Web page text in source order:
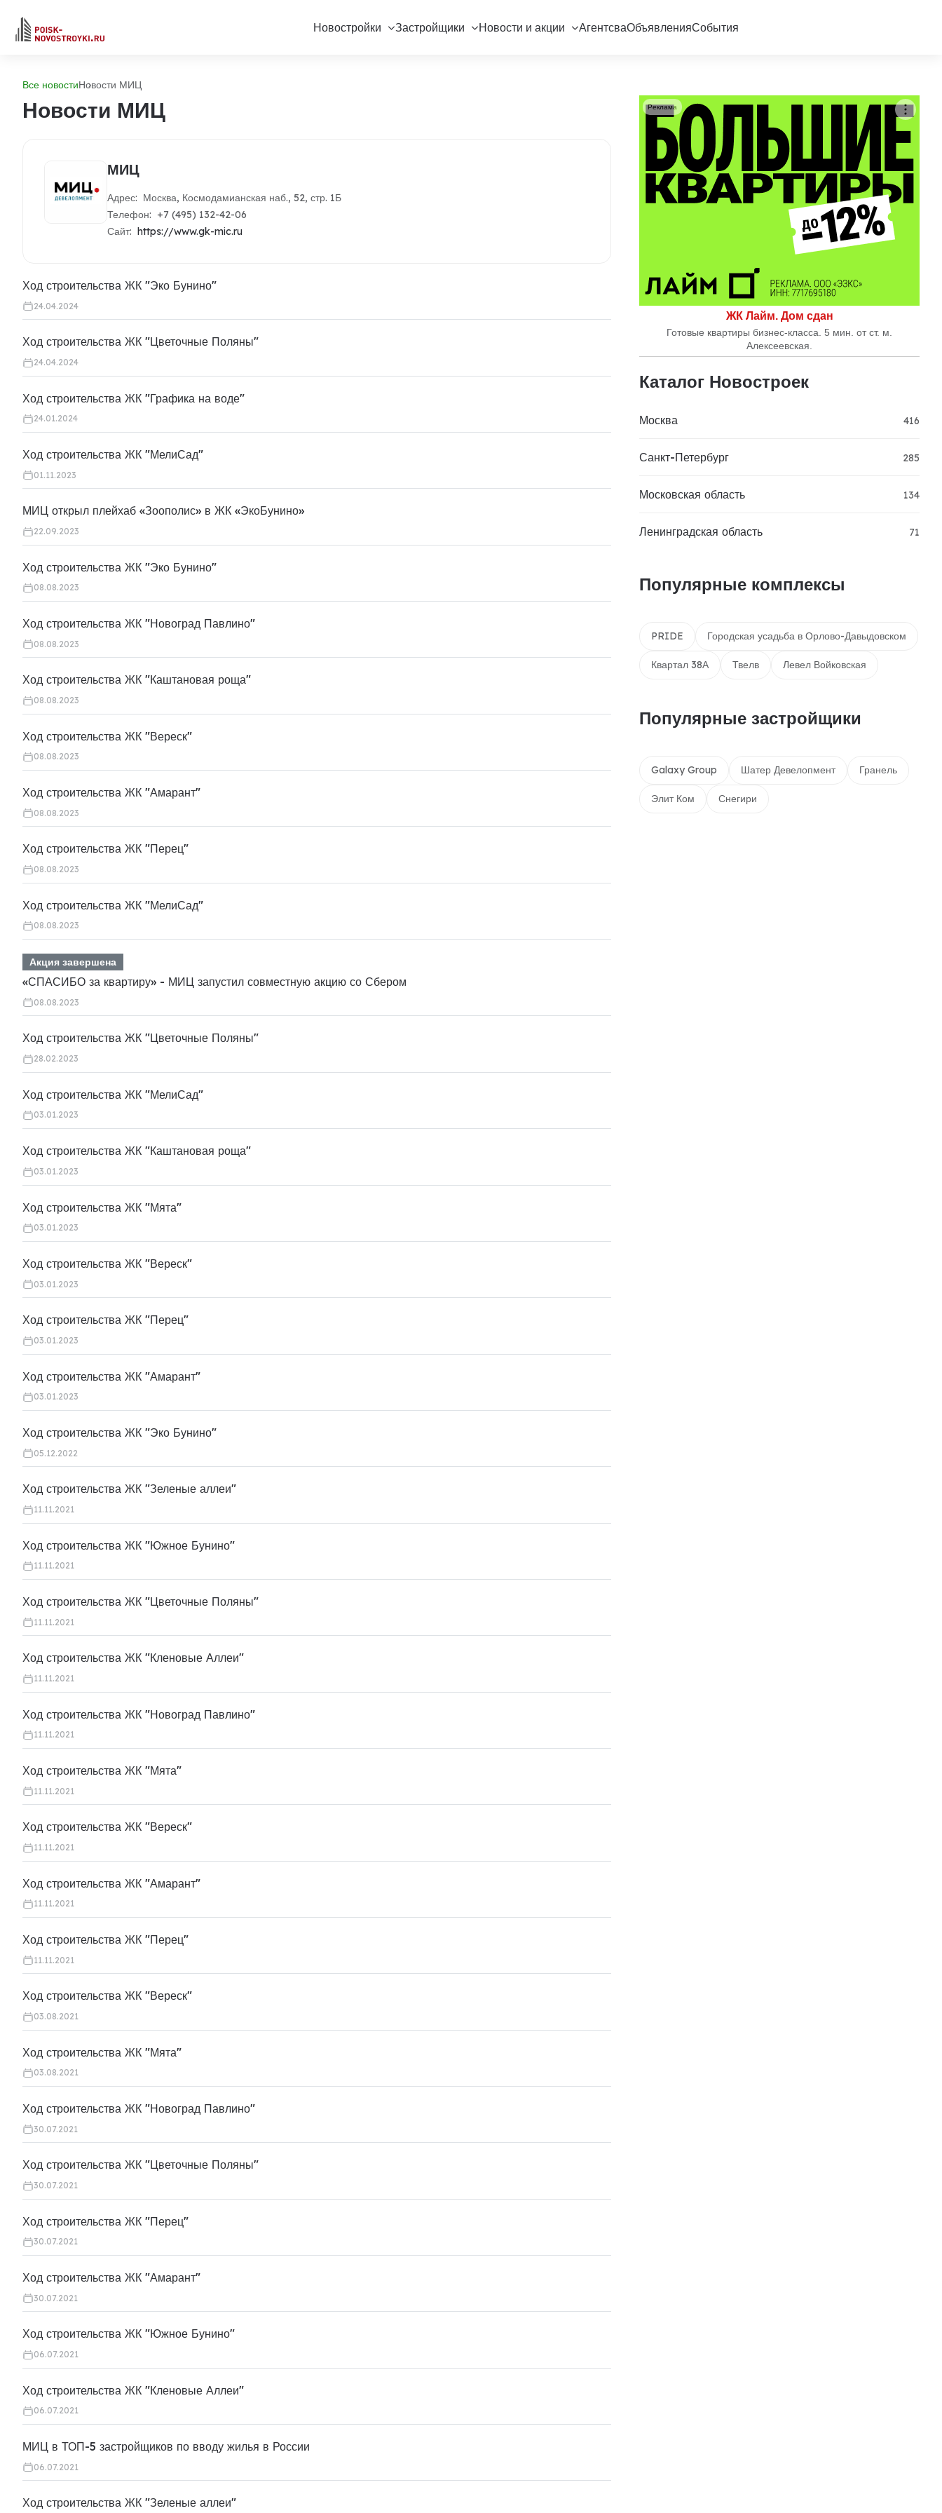
Новостройки Застройщики Новости и акции АгентсваОбъявленияСобытия
Все новостиНовости МИЦ
Новости МИЦ
МИЦ
Адрес: Москва, Космодамианская наб., 52, стр. 1Б
Телефон: +7 (495) 132-42-06
Сайт: https://www.gk-mic.ru
Ход строительства ЖК "Эко Бунино"
24.04.2024
Ход строительства ЖК "Цветочные Поляны"
24.04.2024
Ход строительства ЖК "Графика на воде"
24.01.2024
Ход строительства ЖК "МелиСад"
01.11.2023
МИЦ открыл плейхаб «Зоополис» в ЖК «ЭкоБунино»
22.09.2023
Ход строительства ЖК "Эко Бунино"
08.08.2023
Ход строительства ЖК "Новоград Павлино"
08.08.2023
Ход строительства ЖК "Каштановая роща"
08.08.2023
Ход строительства ЖК "Вереск"
08.08.2023
Ход строительства ЖК "Амарант"
08.08.2023
Ход строительства ЖК "Перец"
08.08.2023
Ход строительства ЖК "МелиСад"
08.08.2023
Акция завершена
«СПАСИБО за квартиру» - МИЦ запустил совместную акцию со Сбером
08.08.2023
Ход строительства ЖК "Цветочные Поляны"
28.02.2023
Ход строительства ЖК "МелиСад"
03.01.2023
Ход строительства ЖК "Каштановая роща"
03.01.2023
Ход строительства ЖК "Мята"
03.01.2023
Ход строительства ЖК "Вереск"
03.01.2023
Ход строительства ЖК "Перец"
03.01.2023
Ход строительства ЖК "Амарант"
03.01.2023
Ход строительства ЖК "Эко Бунино"
05.12.2022
Ход строительства ЖК "Зеленые аллеи"
11.11.2021
Ход строительства ЖК "Южное Бунино"
11.11.2021
Ход строительства ЖК "Цветочные Поляны"
11.11.2021
Ход строительства ЖК "Кленовые Аллеи"
11.11.2021
Ход строительства ЖК "Новоград Павлино"
11.11.2021
Ход строительства ЖК "Мята"
11.11.2021
Ход строительства ЖК "Вереск"
11.11.2021
Ход строительства ЖК "Амарант"
11.11.2021
Ход строительства ЖК "Перец"
11.11.2021
Ход строительства ЖК "Вереск"
03.08.2021
Ход строительства ЖК "Мята"
03.08.2021
Ход строительства ЖК "Новоград Павлино"
30.07.2021
Ход строительства ЖК "Цветочные Поляны"
30.07.2021
Ход строительства ЖК "Перец"
30.07.2021
Ход строительства ЖК "Амарант"
30.07.2021
Ход строительства ЖК "Южное Бунино"
06.07.2021
Ход строительства ЖК "Кленовые Аллеи"
06.07.2021
МИЦ в ТОП-5 застройщиков по вводу жилья в России
06.07.2021
Ход строительства ЖК "Зеленые аллеи"
ЖК Лайм. Дом сдан
Готовые квартиры бизнес-класса. 5 мин. от ст. м.
Алексеевская.
Реклама
Каталог Новостроек
Москва 416
Санкт-Петербург 285
Московская область 134
Ленинградская область 71
Популярные комплексы
PRIDE Городская усадьба в Орлово-Давыдовском
Квартал 38А Твелв Левел Войковская
Популярные застройщики
Galaxy Group Шатер Девелопмент Гранель
Элит Ком Снегири